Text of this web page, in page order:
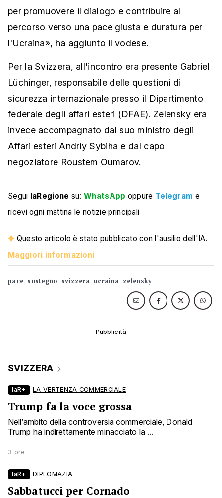
per promuovere il dialogo e contribuire al
percorso verso una pace giusta e duratura per
l'Ucraina», ha aggiunto il vodese.
Per la Svizzera, all'incontro era presente Gabriel
Lüchinger, responsabile delle questioni di
sicurezza internazionale presso il Dipartimento
federale degli affari esteri (DFAE). Zelensky era
invece accompagnato dal suo ministro degli
Affari esteri Andriy Sybiha e dal capo
negoziatore Roustem Oumarov.
Segui laRegione su:WhatsApp oppure Telegram e
ricevi ogni mattina le notizie principali
Questo articolo è stato pubblicato con l'ausilio dell'IA.
Maggiori informazioni
pace sostegno svizzera ucraina zelensky
SVIZZERA
laR+ LA VERTENZA COMMERCIALE
Trump fa la voce grossa
Nell’ambito della controversia commerciale, Donald
Trump ha indirettamente minacciato la ...
3 ore
laR+ DIPLOMAZIA
Sabbatucci per Cornado